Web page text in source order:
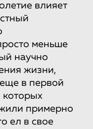
влияет
меньше
научно
жизни,
в первой
которых
примерно
ел в свое